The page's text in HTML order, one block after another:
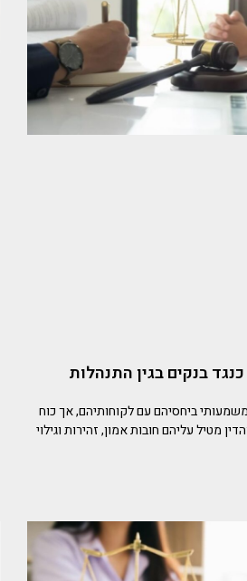
בנקים בגין התנהלות
ביחסיהם עם לקוחותיהם, אך כוח
מטיל עליהם חובות אמון, זהירות וגילוי